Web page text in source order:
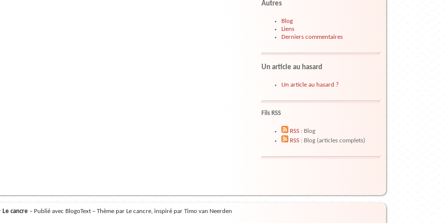
Autres
Blog
Liens
Derniers commentaires
Un article au hasard
Un article au hasard ?
Fils RSS
RSS : Blog
RSS : Blog (articles complets)
Le cancre– Publié avec BlogoText– Thème par Le cancre, inspiré par Timo van Neerden